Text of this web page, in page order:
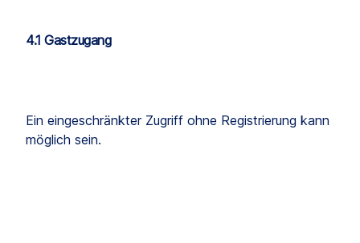
4.1 Gastzugang
Ein eingeschränkter Zugriff ohne Registrierung kann
möglich sein.